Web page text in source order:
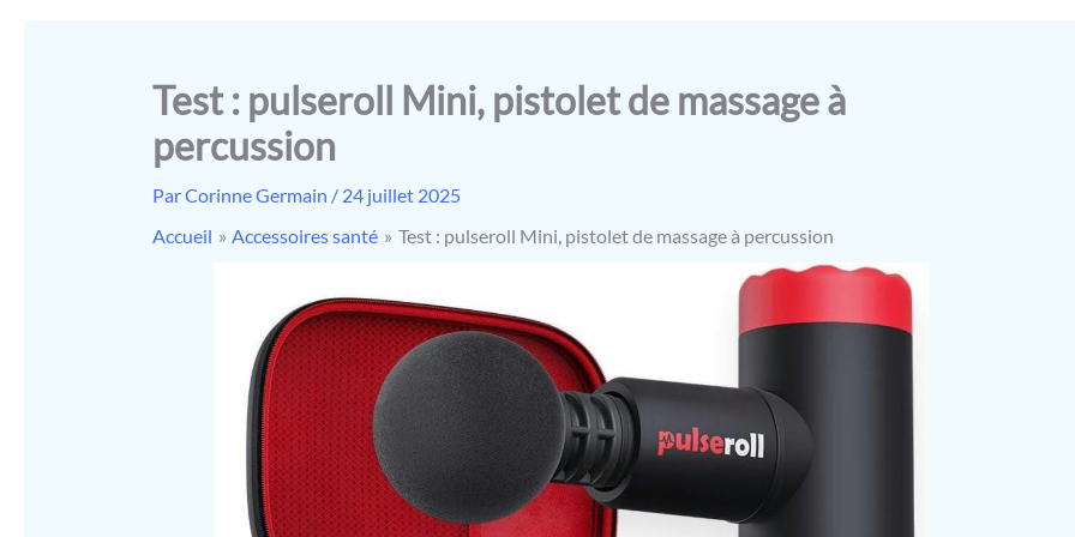
Test : pulseroll Mini, pistolet de massage à
percussion
ParCorinne Germain / 24 juillet 2025
Accueil
Accessoires santé Test : pulseroll Mini, pistolet de massage à percussion